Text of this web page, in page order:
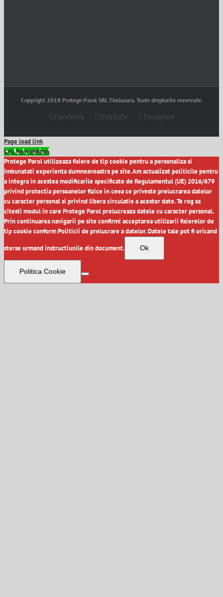
Copyright 2018 Protege-Parol SRL Timisoara. Toate drepturile rezervate.
Facebook YouTube Instagram
Page load link
Call Now Button
Protege Parol utilizeaza fisiere de tip cookie pentru a personaliza si
imbunatati experienta dumneavoastra pe site. Am actualizat politicile pentru
a integra in acestea modificarile specificate de Regulamentul (UE) 2016/679
privind protectia persoanelor fizice in ceea ce priveste prelucrarea datelor
cu caracter personal si privind libera circulatie a acestor date. Te rog sa
citesti modul in care Protege Parol prelucreaza datele cu caracter personal.
Prin continuarea navigarii pe site confirmi acceptarea utilizarii fisierelor de
tip cookie conform Politicii de prelucrare a datelor. Datele tale pot fi oricand
sterse urmand instructiunile din document.
Ok
Politica Cookie